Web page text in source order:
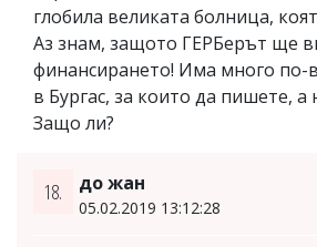
глобила великата болница,
Аз знам, защото ГЕРБерът ще
финансирането! Има много
в Бургас, за които да пишете, а
Защо ли?
18. до жан
05.02.2019 13:12:28